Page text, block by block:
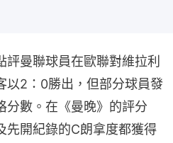
曼聯球員在歐聯對維拉利
以2：0勝出，但部分球員發
分數。在《曼晚》的評分
先開紀錄的C朗拿度都獲得